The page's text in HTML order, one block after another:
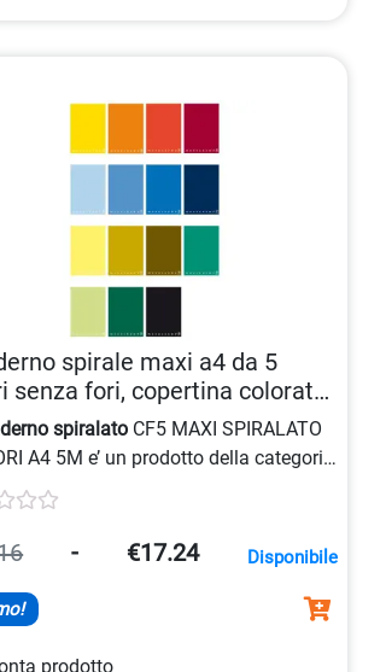
spirale maxi a4 da 5
senza fori, copertina colorata
spiralato CF5 MAXI SPIRALATO
A4 5M e’ un prodotto della categoria
spiralati
plastificata ed idrorepellente,
70 fogli da 80 gr/mq.
- €17.24 Disponibile
prodotto